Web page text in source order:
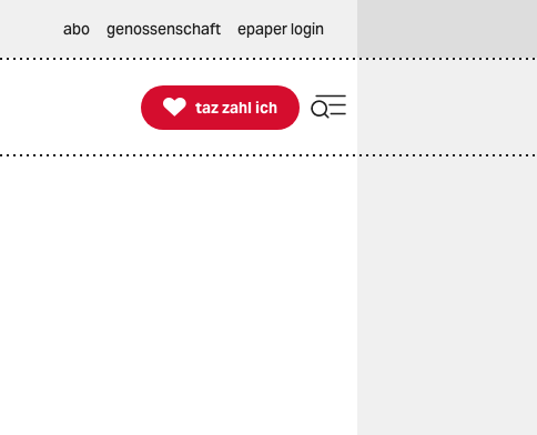
abo genossenschaft epaper login

taz zahl ich
taz zahl ich